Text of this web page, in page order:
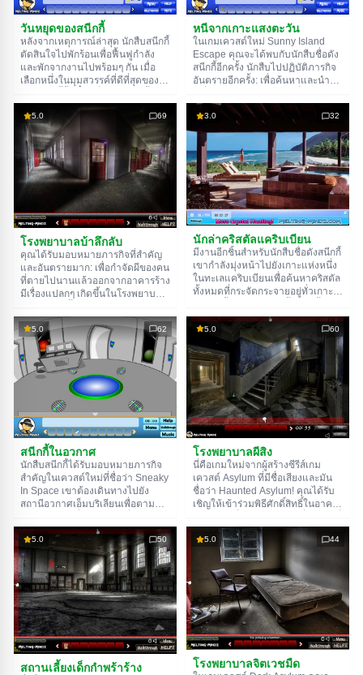
ค้นหาเกม
วันหยุดของสนีกกี้
หลังจากเหตุการณ์ล่าสุด นักสืบสนีกกี้
ตัดสินใจไปพักร้อนเพื่อฟื้นฟูกำลัง
และพักจากงานไปพร้อมๆ กัน เมื่อ
เลือกหนึ่งในมุมสวรรค์ที่ดีที่สุดของ
เครื่องเที่ยวแรกไปยังวันหยุดที่รอ
คอยมานาน แต่สำหรับนักสืบชื่อดัง
อย่างสนีกกี้ งานมีอยู่ทุกที่ คนร้ายบาง
คนล็อกเขาไว้ในห้องของเขาเอง—
อาจจะเป็นแม่บ้านที่ไม่ระวังหรือศัตรู
เก่าของสนีกกี้? ช่วยนักสืบในเกม
ตรรกะใหม่ Sneaky's Vacation ออก
จากห้อง ค้นหาของที่มีประโยชน์ที่
ซ่อนอยู่ และไขปริศนาที่น่าสนใจ ขอ
ให้โชคดี!
หนีจากเกาะแสงตะวัน
ในเกมเควสต์ใหม่ Sunny Island
Escape คุณจะได้พบกับนักสืบชื่อดัง
สนีกกี้อีกครั้ง นักสืบไปปฏิบัติภารกิจ
อันตรายอีกครั้ง: เพื่อค้นหาและนำ
ไปคืนมา แต่ทันทีที่เขาเกือบจะเจอ
ตัวผู้ลักพาตัว เขาก็พบกับเรื่องไม่
คาดฝัน—ภารกิจทั้งหมดกลายเป็น
กับดักอันชาญฉลาดเพื่อกำจัดนักสืบ
เมื่อเขาตื่นขึ้นมา เขาอยู่บนเกาะที่มี
แดดจ้ากลางมหาสมุทร ดูเหมือนว่า
เขาจะโชคดีที่รอดชีวิตมาได้ แต่จะ
นานแค่ไหน? สำรวจเกาะและหา
ทางกลับบ้าน ขอให้โชคดี!
5.0 69
โรงพยาบาลบ้าลึกลับ
คุณได้รับมอบหมายภารกิจที่สำคัญ
และอันตรายมาก: เพื่อกำจัดผีของคน
ที่ตายไปนานแล้วออกจากอาคารร้าง
มีเรื่องแปลกๆ เกิดขึ้นในโรงพยาบาล
ร่างที่น่ากลัวและไม่สามารถเข้าใจ
ได้ในกระจก สิ่งของเริ่มลอยอยู่ใน
อากาศด้วยตัวเอง และเรื่องน่าขนลุ
กอื่นๆ แต่คุณต้องทิ้งความกลัวไว้
ข้างหลังและทำภารกิจให้สำเร็จไม่
ว่าจะต้องแลกด้วยอะไรก็ตามใน
เควสต์ใหม่ Mystic Asylum สำรวจ
สถานที่ร้างแห่งนี้และพยายามหาวิธี
ขับไล่วิญญาณชั่วร้าย รวบรวมลูก
แก้วพลังงานที่กระจัดกระจายอยู่ทั่ว
โรงพยาบาลบ้า สิ่งนี้จะช่วยให้คุณ
ทำให้เจ้าของสถานที่นี้อ่อนแอลง ขอ
ให้โชคดี!
3.0 32
นักล่าคริสตัลแคริบเบียน
มีงานอีกชิ้นสำหรับนักสืบชื่อดังสนีกกี้
เขากำลังมุ่งหน้าไปยังเกาะแห่งหนึ่ง
ในทะเลแคริบเบียนเพื่อค้นหาคริสตัล
ทั้งหมดที่กระจัดกระจายอยู่ทั่วเกาะ
ให้คุณช่วยในเรื่องนี้ ด้วยกันเราจะหา
เจอทั้งหมด! พยายามหาคริสตัลทั้ง
ร้อยชิ้นที่ซ่อนอยู่ในรูปถ่ายที่สวยงาม
ในเกมเควสต์ใหม่ Caribbean
Crystal Hunter ให้เร็วที่สุดเพื่อรับ
คะแนนมากขึ้น ขอให้โชคดี!
5.0 62
สนีกกี้ในอวกาศ
นักสืบสนีกกี้ได้รับมอบหมายภารกิจ
สำคัญในเควสต์ใหม่ที่ชื่อว่า Sneaky
In Space เขาต้องเดินทางไปยัง
สถานีอวกาศเอ็มบริเลียนเพื่อตามหา
ติดต่อกับโลกมาสามวันเต็มแล้ว หาก
ไม่มีความช่วยเหลือจากคุณ นักสืบ
อาจจะทำไม่สำเร็จ ดังนั้นเขาจึงขอ
ให้คุณช่วยในภารกิจนี้ เมื่อไปถึง
สถานีแล้วให้ตามหาวินเซนต์และ
ตรวจสอบให้แน่ใจว่าเขาปลอดภัยดี
ขอให้โชคดี!
5.0 60
โรงพยาบาลผีสิง
นี่คือเกมใหม่จากผู้สร้างซีรีส์เกม
เควสต์ Asylum ที่มีชื่อเสียงและมัน
ชื่อว่า Haunted Asylum! คุณได้รับ
เชิญให้เข้าร่วมพิธีศักดิ์สิทธิ์ในอาคาร
นั่นคุณไม่พบใครเลย และตัดสินใจ
พักผ่อนเล็กน้อยหลังจากการเดินทาง
ที่ยาวนาน จนกว่าคนที่มาสายจะมา
ถึง ความเหนื่อยล้าทำให้คุณล้มลง
และคุณไม่ทันสังเกตว่าคุณงีบหลับ
ไป เมื่อตื่นขึ้นมา ประตูจากอาคาร
ร้างก็ถูกล็อก นี่อาจจะเป็นพิธี? หรือ
เรื่องตลกโง่ๆ ของใครบางคน? ไม่มี
เวลาคิดแล้ว ถึงเวลาต้องออกไป!
5.0 50
สถานเลี้ยงเด็กกำพร้าร้าง
5.0 44
โรงพยาบาลจิตเวชมืด